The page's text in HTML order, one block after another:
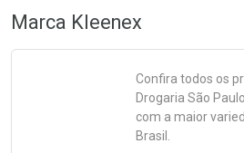
Marca Kleenex
Confira todos os
Drogaria São
com a maior
Brasil.